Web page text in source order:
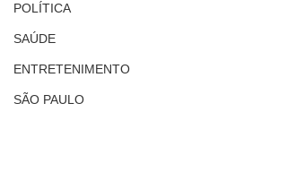
POLÍTICA
SAÚDE
ENTRETENIMENTO
SÃO PAULO